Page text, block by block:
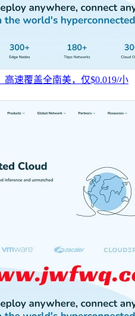
高速覆盖全南美，仅$0.019/小